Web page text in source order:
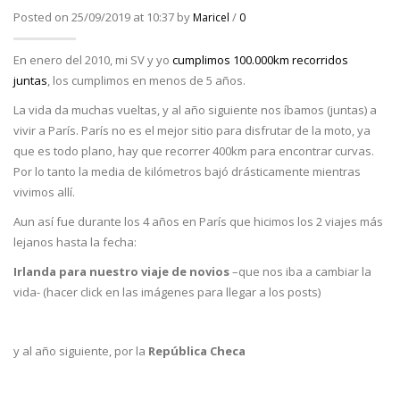
Posted on 25/09/2019 at 10:37 byMaricel / 0
En enero del 2010, mi SV y yo cumplimos 100.000km recorridos
juntas, los cumplimos en menos de 5 años.
La vida da muchas vueltas, y al año siguiente nos íbamos (juntas) a
vivir a París. París no es el mejor sitio para disfrutar de la moto, ya
que es todo plano, hay que recorrer 400km para encontrar curvas.
Por lo tanto la media de kilómetros bajó drásticamente mientras
vivimos allí.
Aun así fue durante los 4 años en París que hicimos los 2 viajes más
lejanos hasta la fecha:
Irlanda para nuestro viaje de novios–que nos iba a cambiar la
vida- (hacer click en las imágenes para llegar a los posts)
y al año siguiente, por la República Checa